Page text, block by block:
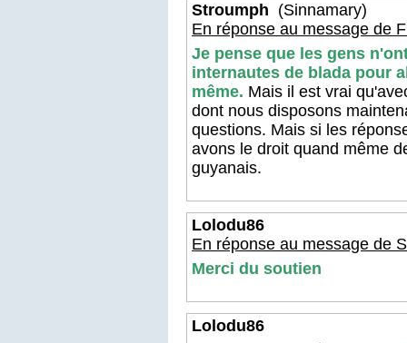
Stroumph (Sinnamary)
En réponse au message de
Je pense que les gens
internautes de blada pour
même. Mais il est vrai
dont nous disposons
questions. Mais si les
avons le droit quand même
guyanais.
Lolodu86
En réponse au message de
Merci du soutien
Lolodu86